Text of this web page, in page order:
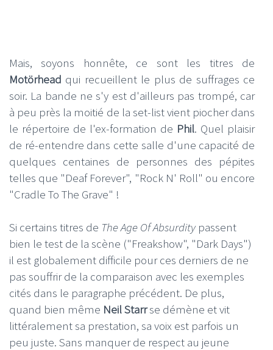
Mais, soyons honnête, ce sont les titres de
Motörhead qui recueillent le plus de suffrages ce
soir. La bande ne s'y est d'ailleurs pas trompé, car
à peu près la moitié de la set-list vient piocher dans
le répertoire de l'ex-formation de Phil. Quel plaisir
de ré-entendre dans cette salle d'une capacité de
quelques centaines de personnes des pépites
telles que "Deaf Forever", "Rock N' Roll" ou encore
"Cradle To The Grave" !
Si certains titres de The Age Of Absurditypassent
bien le test de la scène ("Freakshow", "Dark Days")
il est globalement difficile pour ces derniers de ne
pas souffrir de la comparaison avec les exemples
cités dans le paragraphe précédent. De plus,
quand bien même Neil Starrse démène et vit
littéralement sa prestation, sa voix est parfois un
peu juste. Sans manquer de respect au jeune